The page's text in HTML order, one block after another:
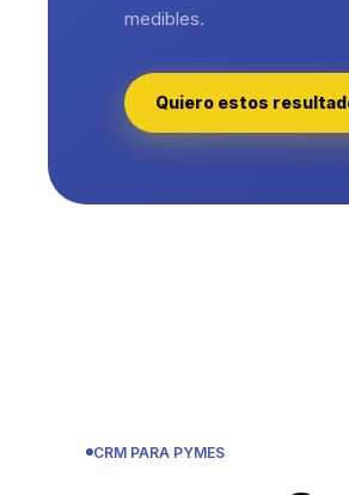
medibles.
Quiero estos
CRM PARA PYMES